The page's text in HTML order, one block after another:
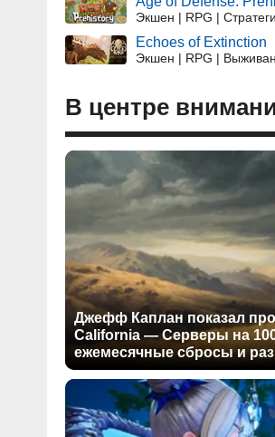
Экшен | RPG |
Echoes of Extinction
Экшен | RPG |
В центре
Джефф Каплан показал
California — Серверы на
ежемесячные сбросы и